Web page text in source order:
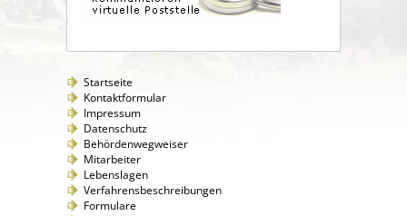
Startseite
Kontaktformular
Impressum
Datenschutz
Behördenwegweiser
Mitarbeiter
Lebenslagen
Verfahrensbeschreibungen
Formulare